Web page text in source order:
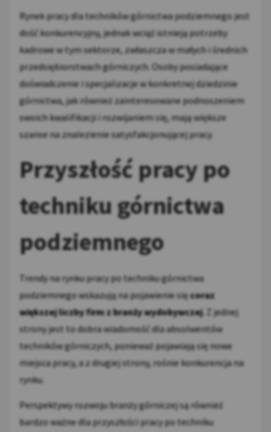
Rynek pracy dla techników górnictwa podziemnego jest
dość konkurencyjny, jednak wciąż istnieją potrzeby
kadrowe w tym sektorze, zwłaszcza w małych i średnich
przedsiębiorstwach górniczych. Osoby posiadające
doświadczenie i specjalizacje w konkretnej dziedzinie
górnictwa, jak również zainteresowane podnoszeniem
swoich kwalifikacji i rozwijaniem się, mają większe
szanse na znalezienie satysfakcjonującej pracy.
Przyszłość pracy po
techniku górnictwa
podziemnego
Trendy na rynku pracy po techniku górnictwa
podziemnego wskazują na pojawienie sięcoraz
większej liczby firm z branży wydobywczej. Z jednej
strony jest to dobra wiadomość dla absolwentów
techników górniczych, ponieważ pojawiają się nowe
miejsca pracy, a z drugiej strony, rośnie konkurencja na
rynku.
Perspektywy rozwoju branży górniczej są również
bardzo ważne dla przyszłości pracy po techniku